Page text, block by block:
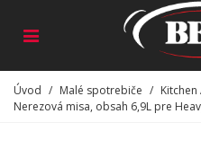
Úvod / Malé spotrebiče / Kitchen
Nerezová misa, obsah 6,9L pre